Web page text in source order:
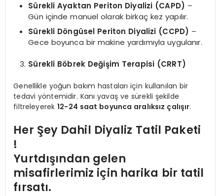
Sürekli Ayaktan Periton Diyalizi (CAPD) –
Gün içinde manuel olarak birkaç kez yapılır.
Sürekli Döngüsel Periton Diyalizi (CCPD) –
Gece boyunca bir makine yardımıyla uygulanır.
Sürekli Böbrek Değişim Terapisi (CRRT)
Genellikle yoğun bakım hastaları için kullanılan bir
tedavi yöntemidir. Kanı yavaş ve sürekli şekilde
filtreleyerek12-24 saat boyunca aralıksız çalışır.
Her Şey Dahil Diyaliz Tatil Paketi
!
Yurtdışından gelen
misafirlerimiz için harika bir tatil
fırsatı.